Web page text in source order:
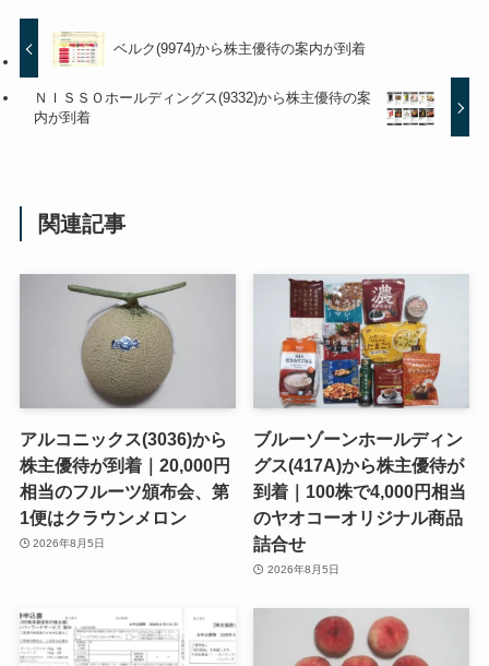
ベルク(9974)から株主優待の案内が到着
ＮＩＳＳＯホールディングス(9332)から株主優待の案
内が到着
関連記事
アルコニックス(3036)から
株主優待が到着｜20,000円
相当のフルーツ頒布会、第
1便はクラウンメロン
2026年8月5日
ブルーゾーンホールディン
グス(417A)から株主優待が
到着｜100株で4,000円相当
のヤオコーオリジナル商品
詰合せ
2026年8月5日